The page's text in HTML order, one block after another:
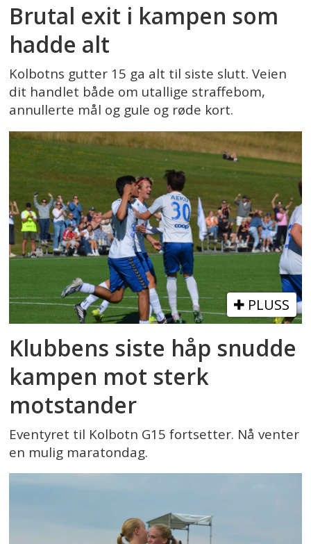
Brutal exit i kampen som
hadde alt
Kolbotns gutter 15 ga alt til siste slutt. Veien
dit handlet både om utallige straffebom,
annullerte mål og gule og røde kort.
PLUSS
Klubbens siste håp snudde
kampen mot sterk
motstander
Eventyret til Kolbotn G15 fortsetter. Nå venter
en mulig maratondag.